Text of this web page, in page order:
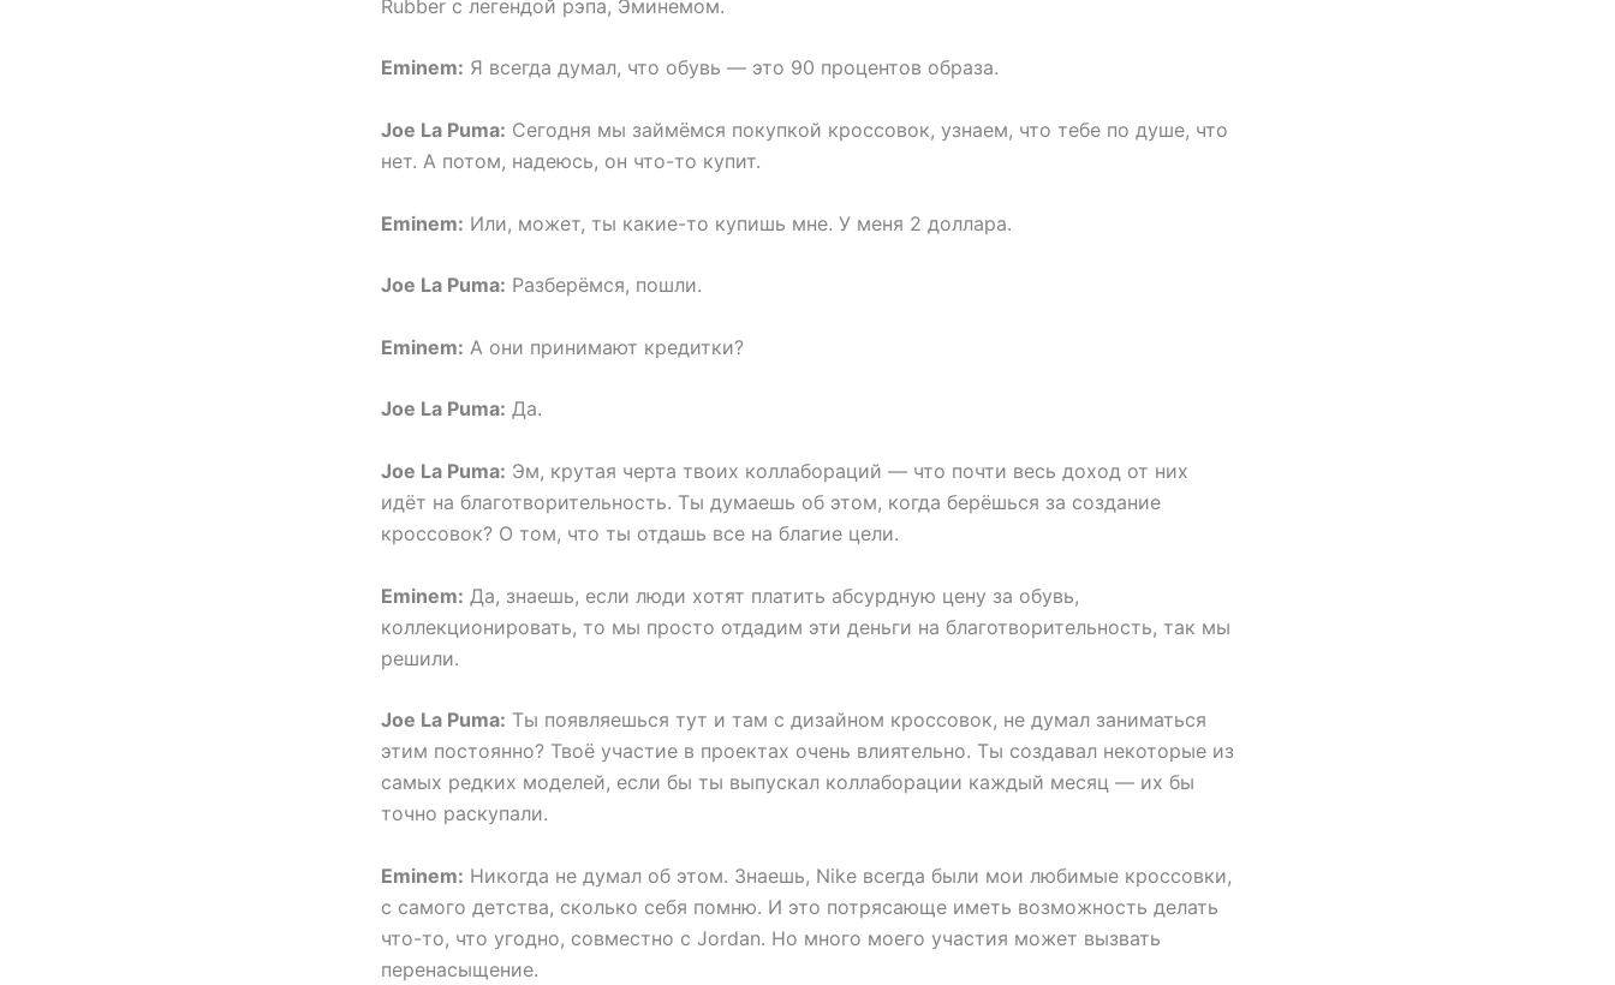
Rubber с легендой рэпа, Эминемом.
Eminem: Я всегда думал, что обувь — это 90 процентов образа.
Joe La Puma: Сегодня мы займёмся покупкой кроссовок, узнаем, что тебе по душе, что
нет. А потом, надеюсь, он что-то купит.
Eminem: Или, может, ты какие-то купишь мне. У меня 2 доллара.
Joe La Puma: Разберёмся, пошли.
Eminem: А они принимают кредитки?
Joe La Puma: Да.
Joe La Puma: Эм, крутая черта твоих коллабораций — что почти весь доход от них
идёт на благотворительность. Ты думаешь об этом, когда берёшься за создание
кроссовок? О том, что ты отдашь все на благие цели.
Eminem: Да, знаешь, если люди хотят платить абсурдную цену за обувь,
коллекционировать, то мы просто отдадим эти деньги на благотворительность, так мы
решили.
Joe La Puma: Ты появляешься тут и там с дизайном кроссовок, не думал заниматься
этим постоянно? Твоё участие в проектах очень влиятельно. Ты создавал некоторые из
самых редких моделей, если бы ты выпускал коллаборации каждый месяц — их бы
точно раскупали.
Eminem: Никогда не думал об этом. Знаешь, Nike всегда были мои любимые кроссовки,
с самого детства, сколько себя помню. И это потрясающе иметь возможность делать
что-то, что угодно, совместно с Jordan. Но много моего участия может вызвать
перенасыщение.